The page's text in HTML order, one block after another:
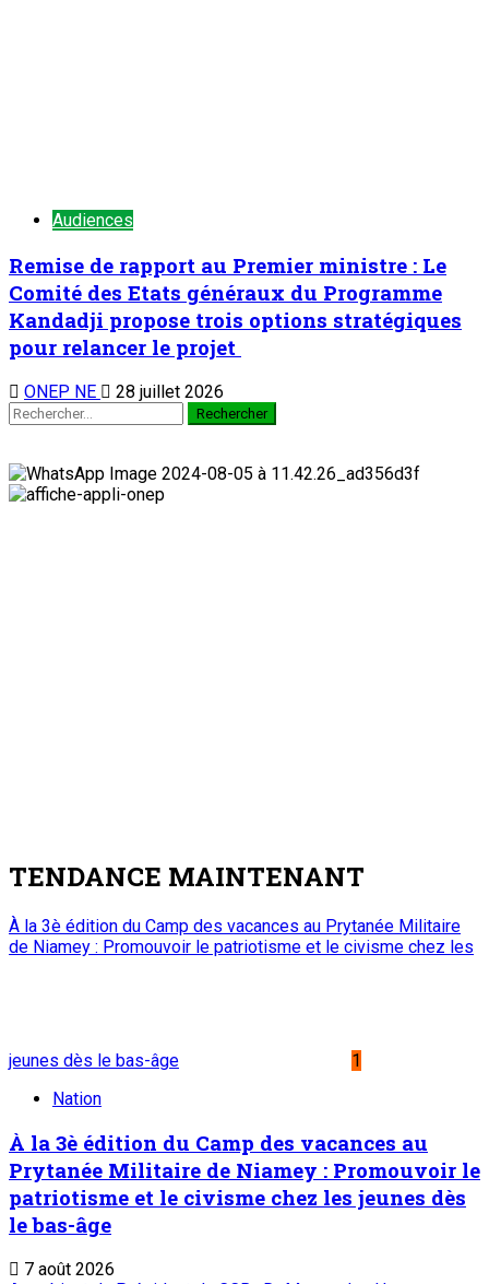
Audiences
Remise de rapport au Premier ministre : Le
Comité des Etats généraux du Programme
Kandadji propose trois options stratégiques
pour relancer le projet
ONEP NE 28 juillet 2026
TENDANCE MAINTENANT
À la 3è édition du Camp des vacances au Prytanée Militaire
de Niamey : Promouvoir le patriotisme et le civisme chez les
jeunes dès le bas-âge
1
Nation
À la 3è édition du Camp des vacances au
Prytanée Militaire de Niamey : Promouvoir le
patriotisme et le civisme chez les jeunes dès
le bas-âge
7 août 2026